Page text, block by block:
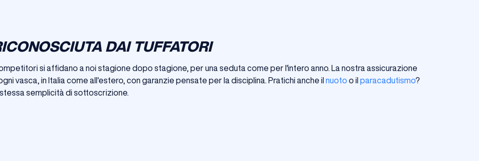
DAI TUFFATORI
si affidano a noi stagione dopo stagione, per una seduta come per l'intero anno. La nostra assicurazione
vasca, in Italia come all'estero, con garanzie pensate per la disciplina. Pratichi anche il nuoto o il paracadutismo?
semplicità di sottoscrizione.